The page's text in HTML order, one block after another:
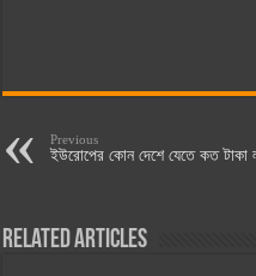
Previous
ইউরোপের কোন দেশে যেতে কত টাকা
Related Articles